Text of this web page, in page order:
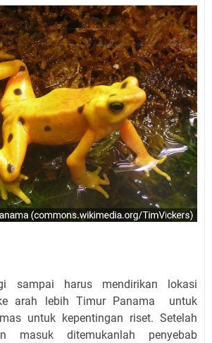
sampai harus mendirikan lokasi
arah lebih Timur Panama
untuk
untuk kepentingan riset. Setelah
masuk ditemukanlah penyebab